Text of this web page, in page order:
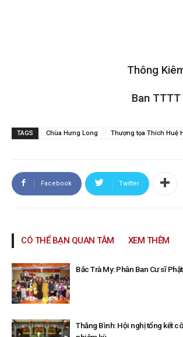
Thông
Ban TTTT
TAGS Chùa Hưng Long Thượng tọa Thích Huệ
Facebook Twitter
CÓ THỂ BẠN QUAN TÂM XEM THÊM
Bắc Trà My: Phân Ban Cư sĩ
Thăng Bình: Hội nghị tổng kết